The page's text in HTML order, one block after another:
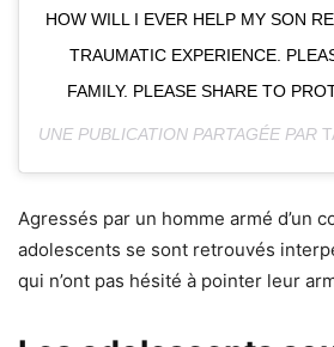
HOW WILL I EVER HELP MY SON
TRAUMATIC EXPERIENCE.
FAMILY. PLEASE SHARE TO
UNE PUBLICATION PARTAGÉE PAR
Agressés par un homme armé d’un
adolescents se sont retrouvés
qui n’ont pas hésité à pointer leur